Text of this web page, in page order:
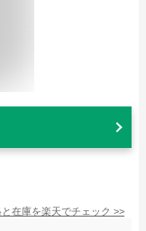
在庫を楽天でチェック >>